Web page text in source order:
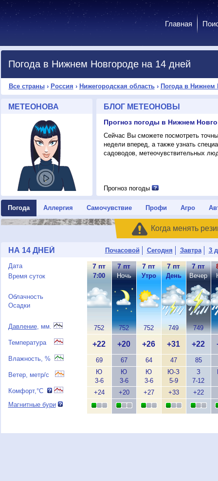
Главная
Погода в Нижнем Новгороде на 14 дней
Все страны› Россия › Нижегородская область› Погода в Нижнем
МЕТЕОНОВА БЛОГ МЕТЕОНОВЫ
Сейчас Вы сможете посмотреть
недели вперед, а также узнать
садоводов, метеочувствительных
Прогноз погоды
Погода Аллергия Самочувствие Профи Агро
Когда менять
НА 14 ДНЕЙ Почасовой Сегодня Завтра 3
Дата
Время суток
Облачность
Осадки
Давление, мм.
Температура
Влажность, %
Ветер, метр/с
Комфорт,°C
Магнитные бури
7 пт
7:00
752
+22
69
Ю
3-6
+24
7 пт
Ночь
752
+20
67
Ю
3-6
+20
7 пт
Утро
752
+26
64
Ю
3-6
+27
7 пт
День
749
+31
47
Ю-З
5-9
+33
7 пт
Вечер
749
+22
85
З
7-12
+22